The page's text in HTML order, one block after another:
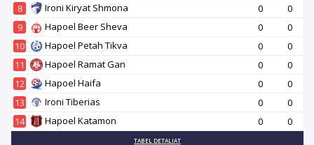
8
Ironi Kiryat Shmona 0
0
9
Hapoel Beer Sheva 0
0
10
Hapoel Petah Tikva 0
0
11
Hapoel Ramat Gan 0
0
12
Hapoel Haifa 0
0
13
Ironi Tiberias 0
0
14
Hapoel Katamon 0 0
TABEL DETALIAT